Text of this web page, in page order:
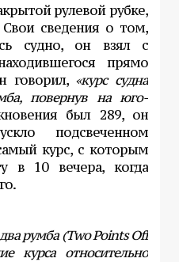
рулевой рубке,
сведения о том,
судно, он взял с
прямо
говорил, «курс судна
повернув на юго-
был 289, он
подсвеченном
курс, с которым
в 10 вечера, когда
румба (Two Points Off
курса относительно